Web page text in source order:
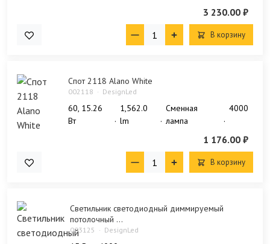
3 230.00 ₽
В корзину
Спот 2118 Alano White
002118 DesignLed
60, 15.26
Bт
1,562.0
lm
Сменная
лампа
4000
1 176.00 ₽
В корзину
Светильник светодиодный диммируемый
потолочный ...
003125 DesignLed